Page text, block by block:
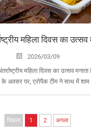
महिला दिवस का उत्सव
2026/03/09
महिला दिवस का उत्सव मनाता
के अवसर पर, एरोपैक टीम ने साथ में
पिछला 1 2 अगला